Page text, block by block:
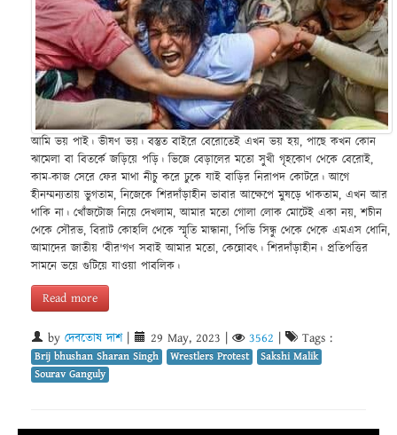
আমি ভয় পাই। ভীষণ ভয়। বস্তুত বাইরে বেরোতেই এখন ভয় হয়, পাছে কখন কোন
ঝামেলা বা বিতর্কে জড়িয়ে পড়ি। ভিজে বেড়ালের মতো সুখী গৃহকোণ থেকে বেরোই,
কাম-কাজ সেরে ফের মাথা নীচু করে ঢুকে যাই বাড়ির নিরাপদ কোটরে। আগে
হীনম্মন্যতায় ভুগতাম, নিজেকে শিরদাঁড়াহীন ভাবার আক্ষেপে মুষড়ে থাকতাম, এখন আর
থাকি না। খোঁজটোজ নিয়ে দেখলাম, আমার মতো গোলা লোক মোটেই একা নয়, শচীন
থেকে সৌরভ, বিরাট কোহলি থেকে স্মৃতি মান্ধানা, পিভি সিন্ধু থেকে থেকে এমএস ধোনি,
আমাদের জাতীয় 'বীর'গণ সবাই আমার মতো, কেন্নোবৎ। শিরদাঁড়াহীন। প্রতিপত্তির
সামনে ভয়ে গুটিয়ে যাওয়া পাবলিক।
Read more
by দেবতোষ দাশ| 29 May, 2023 3562 Tags :
Brij bhushan Sharan Singh Wrestlers Protest
Sakshi Malik
Sourav Ganguly